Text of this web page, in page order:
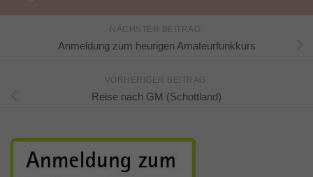
NÄCHSTER BEITRAG
Anmeldung zum heurigen Amateurfunkkurs
VORHERIGER BEITRAG
Reise nach GM (Schottland)